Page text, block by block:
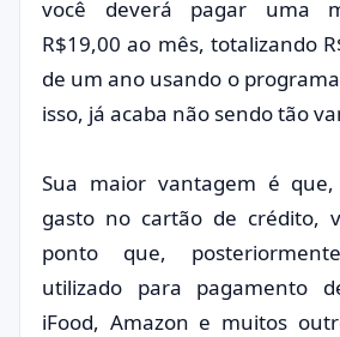
você deverá pagar uma
R$19,00 ao mês, totalizando
de um ano usando o
isso, já acaba não sendo tão
Sua maior vantagem é
gasto no cartão de crédito,
ponto que,
utilizado para pagamento
iFood, Amazon e muitos